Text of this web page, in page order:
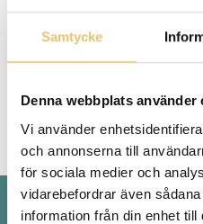
Samtycke
Denna webbplats använder
Vi använder
och annonserna till
för sociala medier och
vidarebefordrar även
information från din enhet
Rallylydnad Tema –
395kr